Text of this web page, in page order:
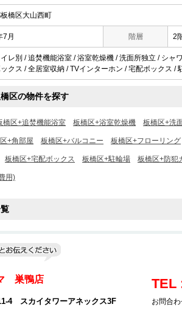
橋区大山西町
7月 階層 2
レ別 / 追焚機能浴室 / 浴室乾燥機 / 洗面所独立 / シャ
クス / 全居室収納 / TVインターホン / 宅配ボックス
区の物件を探す
橋区+追焚機能浴室 板橋区+浴室乾燥機 板橋区+洗
+角部屋 板橋区+バルコニー 板橋区+フローリング
板橋区+宅配ボックス 板橋区+駐輪場 板橋区+防犯
用)
巣鴨店
4 スカイタワーアネックス3F
TEL
お問合わ